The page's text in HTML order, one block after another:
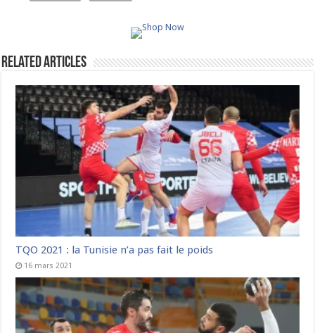
Related Articles
TQO 2021 : la Tunisie n’a pas fait le poids
16 mars 2021